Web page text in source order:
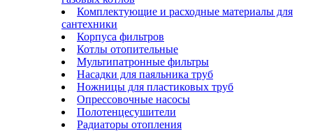
Комплектующие и расходные материалы для
сантехники
Корпуса фильтров
Котлы отопительные
Мультипатронные фильтры
Насадки для паяльника труб
Ножницы для пластиковых труб
Опрессовочные насосы
Полотенцесушители
Радиаторы отопления